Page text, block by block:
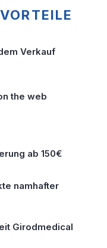
Verkauf
the web
ab 150€
namhafter
Girodmedical